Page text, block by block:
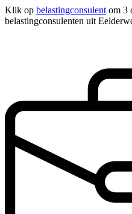
Klik op belastingconsulent om 3
belastingconsulenten uit